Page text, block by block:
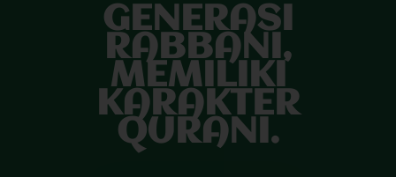
GENERASI
RABBANI,
MEMILIKI
KARAKTER
QURANI.